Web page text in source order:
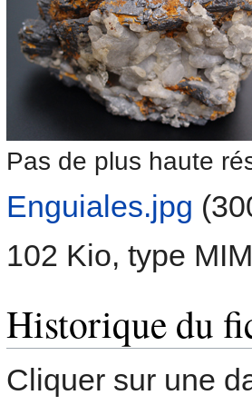
Pas de plus haute
Enguiales.jpg
102 Kio, type
Historique du
Cliquer sur une